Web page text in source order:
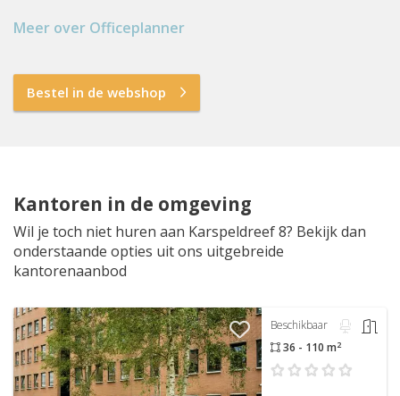
Meer over Officeplanner
Bestel in de webshop
Kantoren in de omgeving
Wil je toch niet huren aan Karspeldreef 8? Bekijk dan
onderstaande opties uit ons uitgebreide
kantorenaanbod
Beschikbaar
36 - 110 m2